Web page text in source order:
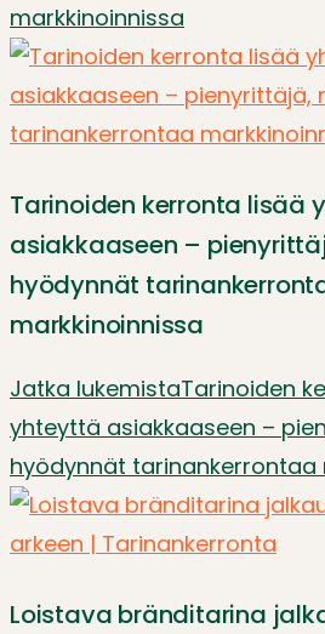
markkinoinnissa
Tarinoiden kerronta lisää
asiakkaaseen –
hyödynnät
markkinoinnissa
Jatka lukemistaTarinoiden
yhteyttä asiakkaaseen –
hyödynnät tarinankerrontaa
Loistava bränditarina